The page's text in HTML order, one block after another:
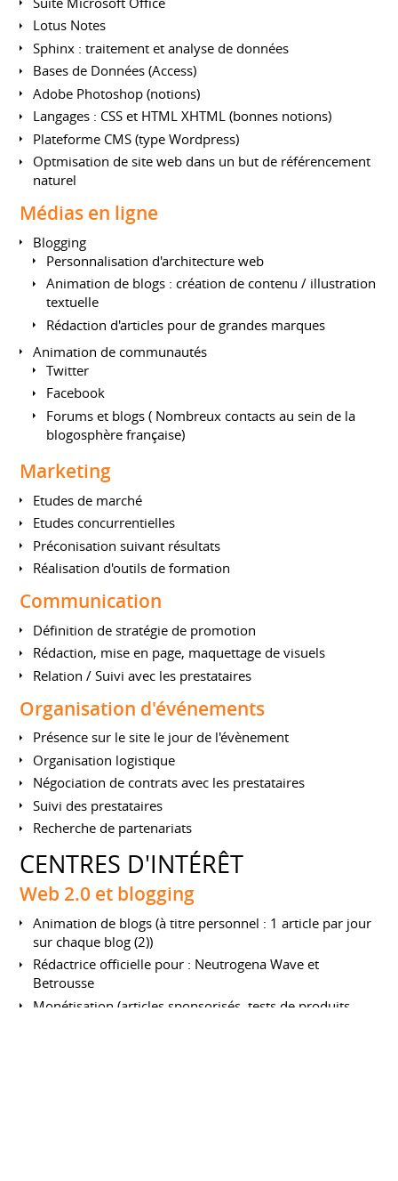
Lotus Notes
Sphinx : traitement et analyse de données
Bases de Données (Access)
Adobe Photoshop (notions)
Langages : CSS et HTML XHTML (bonnes notions)
Plateforme CMS (type Wordpress)
Optmisation de site web dans un but de référencement
naturel
Médias en ligne
Blogging
Personnalisation d'architecture web
Animation de blogs : création de contenu / illustration
textuelle
Rédaction d'articles pour de grandes marques
Animation de communautés
Twitter
Facebook
Forums et blogs ( Nombreux contacts au sein de la
blogosphère française)
Marketing
Etudes de marché
Etudes concurrentielles
Préconisation suivant résultats
Réalisation d'outils de formation
Communication
Définition de stratégie de promotion
Rédaction, mise en page, maquettage de visuels
Relation / Suivi avec les prestataires
Organisation d'événements
Présence sur le site le jour de l'évènement
Organisation logistique
Négociation de contrats avec les prestataires
Suivi des prestataires
Recherche de partenariats
CENTRES D'INTÉRÊT
Web 2.0 et blogging
Animation de blogs (à titre personnel : 1 article par jour
sur chaque blog (2))
Rédactrice officielle pour : Neutrogena Wave et
Betrousse
Monétisation (articles sponsorisés, tests de produits,